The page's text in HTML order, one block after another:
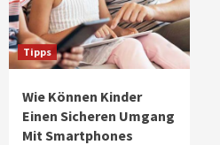
Tipps
Wie Können Kinder
Einen Sicheren Umgang
Mit Smartphones